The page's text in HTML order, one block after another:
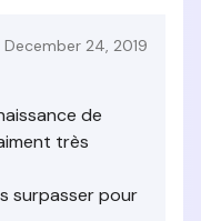
December 24, 2019
de
très
surpasser pour